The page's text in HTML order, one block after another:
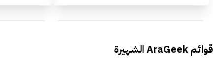
Everything Egypt
قوائم AraGeek الشهيرة